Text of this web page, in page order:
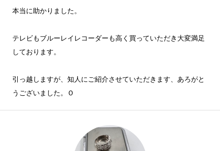
本当に助かりました。
テレビもブルーレイレコーダーも高く買っていただき大変満足
しております。
引っ越しますが、知人にご紹介させていただきます、あろがと
うございました。Ｏ